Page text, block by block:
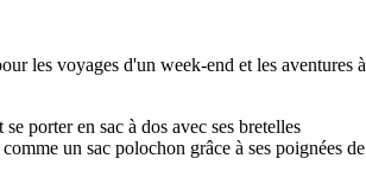
les voyages d'un week-end et les aventures à
porter en sac à dos avec ses bretelles
un sac polochon grâce à ses poignées de